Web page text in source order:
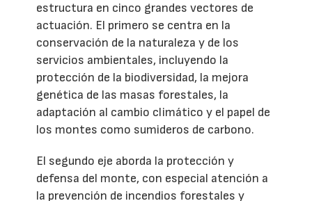
estructura en cinco grandes vectores de
actuación. El primero se centra en la
conservación de la naturaleza y de los
servicios ambientales, incluyendo la
protección de la biodiversidad, la mejora
genética de las masas forestales, la
adaptación al cambio climático y el papel de
los montes como sumideros de carbono.
El segundo eje aborda la protección y
defensa del monte, con especial atención a
la prevención de incendios forestales y